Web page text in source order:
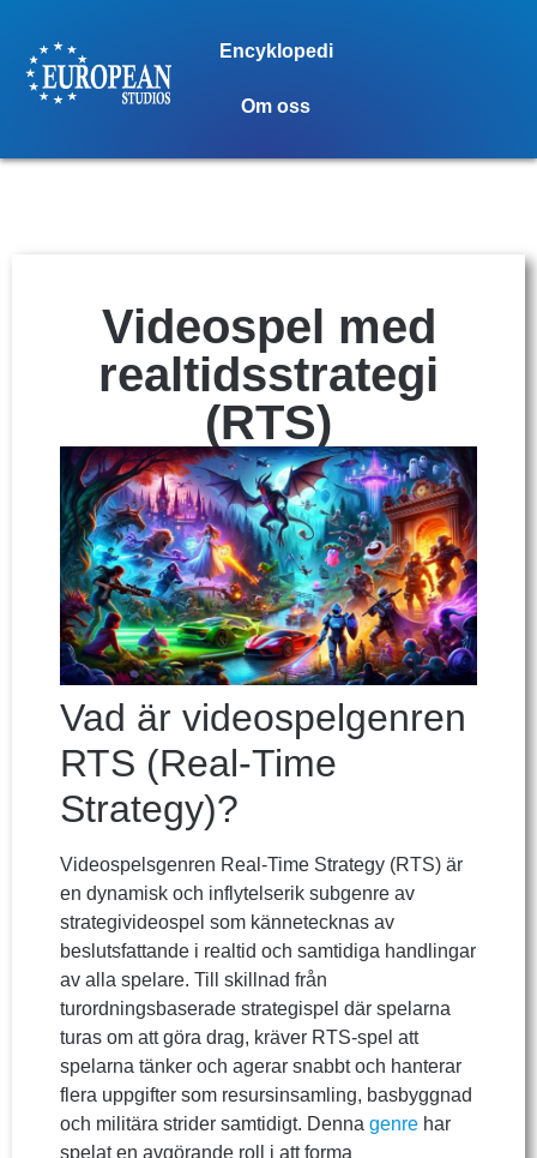
Encyklopedi
Om oss
Videospel med
realtidsstrategi
(RTS)
Vad är videospelgenren
RTS (Real-Time
Strategy)?
Videospelsgenren Real-Time Strategy (RTS) är
en dynamisk och inflytelserik subgenre av
strategivideospel som kännetecknas av
beslutsfattande i realtid och samtidiga handlingar
av alla spelare. Till skillnad från
turordningsbaserade strategispel där spelarna
turas om att göra drag, kräver RTS-spel att
spelarna tänker och agerar snabbt och hanterar
flera uppgifter som resursinsamling, basbyggnad
och militära strider samtidigt. Denna genre har
spelat en avgörande roll i att forma